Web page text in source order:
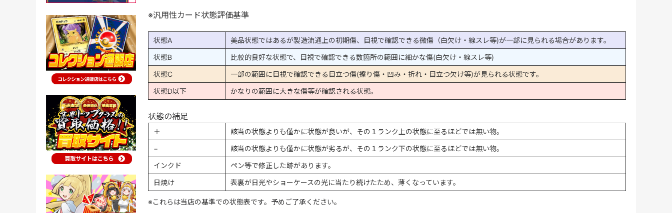
※汎用性カード状態評価基準
状態A
美品状態ではあるが製造流通上の初期傷、目視で確認できる微傷（白欠け・線スレ等)が一部に見られる場合があります。
状態B
比較的良好な状態で、目視で確認できる数箇所の範囲に細かな傷(白欠け・線スレ等)
状態C
一部の範囲に目視で確認できる目立つ傷(擦り傷・凹み・折れ・目立つ欠け等)が見られる状態です。
状態D以下
かなりの範囲に大きな傷等が確認される状態。
状態の補足
＋
該当の状態よりも僅かに状態が良いが、その１ランク上の状態に至るほどでは無い物。
−
該当の状態よりも僅かに状態が劣るが、その１ランク下の状態に至るほどでは無い物。
インクド
ペン等で修正した跡があります。
日焼け
表裏が日光やショーケースの光に当たり続けたため、薄くなっています。
※これらは当店の基準での状態表です。予めご了承ください。